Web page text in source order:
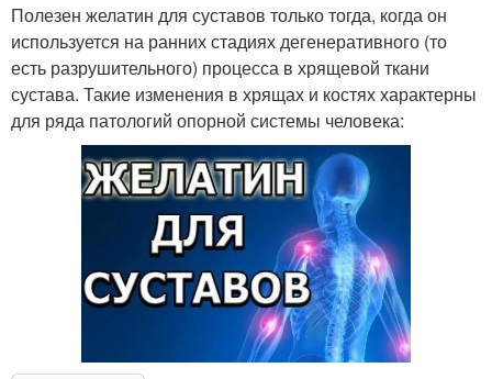
Полезен желатин для суставов только тогда, когда он
используется на ранних стадиях дегенеративного (то
есть разрушительного) процесса в хрящевой ткани
сустава. Такие изменения в хрящах и костях характерны
для ряда патологий опорной системы человека: